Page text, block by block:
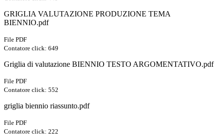
GRIGLIA VALUTAZIONE PRODUZIONE TEMA
BIENNIO.pdf
File PDF
Contatore click: 649
Griglia di valutazione BIENNIO TESTO ARGOMENTATIVO.pdf
File PDF
Contatore click: 552
griglia biennio riassunto.pdf
File PDF
Contatore click: 222